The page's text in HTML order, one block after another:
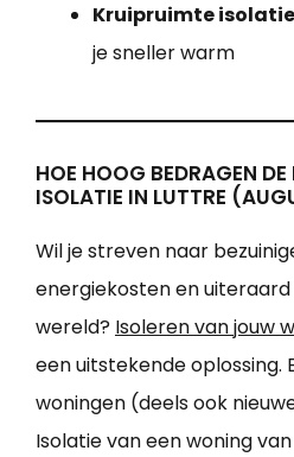
Kruipruimte isolatie
je sneller warm
HOE HOOG BEDRAGEN
ISOLATIE IN LUTTRE
Wil je streven naar
energiekosten en
wereld? Isoleren van jouw
een uitstekende oplossing.
woningen (deels ook
Isolatie van een woning